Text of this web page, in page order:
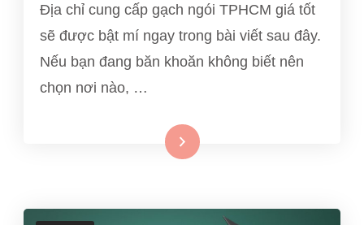
Địa chỉ cung cấp gạch ngói TPHCM giá tốt
sẽ được bật mí ngay trong bài viết sau đây.
Nếu bạn đang băn khoăn không biết nên
chọn nơi nào, …
Xem thêm